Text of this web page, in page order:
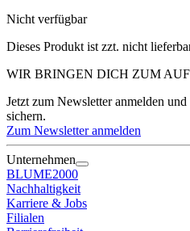
Nicht verfügbar
Dieses Produkt ist zzt. nicht
WIR BRINGEN DICH ZUM
Jetzt zum Newsletter anmelden
sichern.
Zum Newsletter anmelden
Unternehmen
BLUME2000
Nachhaltigkeit
Karriere & Jobs
Filialen